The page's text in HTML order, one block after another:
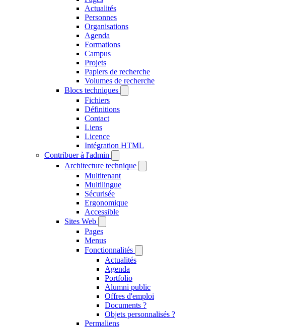
Actualités
Personnes
Organisations
Agenda
Formations
Campus
Projets
Papiers de recherche
Volumes de recherche
Blocs techniques
Fichiers
Définitions
Contact
Liens
Licence
Intégration HTML
Contribuer à l'admin
Architecture technique
Multitenant
Multilingue
Sécurisée
Ergonomique
Accessible
Sites Web
Pages
Menus
Fonctionnalités
Actualités
Agenda
Portfolio
Alumni public
Offres d'emploi
Documents ?
Objets personnalisés ?
Permaliens